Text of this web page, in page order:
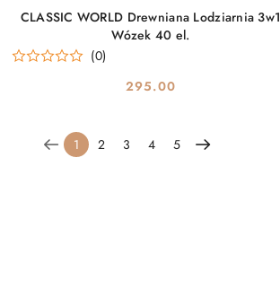
CLASSIC WORLD Drewniana Lodziarnia 3w1
Wózek 40 el.
(0)
Cena:
295.00
DO KOSZYKA
1 2 3 4 5